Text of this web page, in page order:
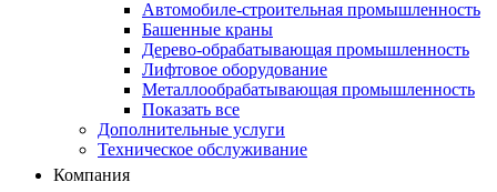
Автомобиле-строительная промышленность
Башенные краны
Дерево-обрабатывающая промышленность
Лифтовое оборудование
Металлообрабатывающая промышленность
Показать все
Дополнительные услуги
Техническое обслуживание
Компания